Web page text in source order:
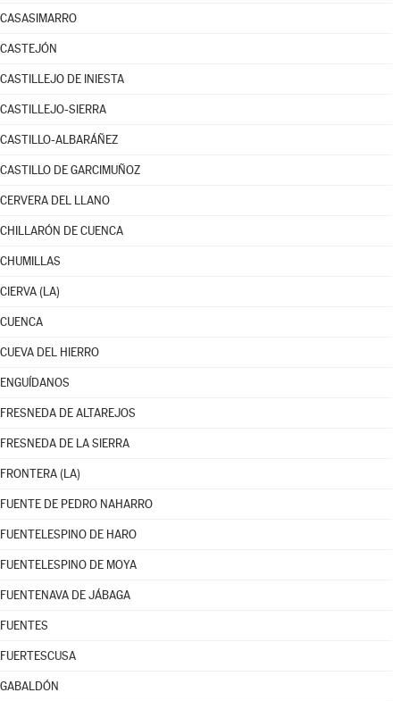
CASASIMARRO
CASTEJÓN
CASTILLEJO DE INIESTA
CASTILLEJO-SIERRA
CASTILLO-ALBARÁÑEZ
CASTILLO DE GARCIMUÑOZ
CERVERA DEL LLANO
CHILLARÓN DE CUENCA
CHUMILLAS
CIERVA (LA)
CUENCA
CUEVA DEL HIERRO
ENGUÍDANOS
FRESNEDA DE ALTAREJOS
FRESNEDA DE LA SIERRA
FRONTERA (LA)
FUENTE DE PEDRO NAHARRO
FUENTELESPINO DE HARO
FUENTELESPINO DE MOYA
FUENTENAVA DE JÁBAGA
FUENTES
FUERTESCUSA
GABALDÓN